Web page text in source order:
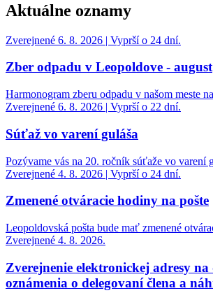
Aktuálne oznamy
Zverejnené 6. 8. 2026 | Vyprší o 24 dní.
Zber odpadu v Leopoldove - august
Harmonogram zberu odpadu v našom meste
Zverejnené 6. 8. 2026 | Vyprší o 22 dní.
Súťaž vo varení guláša
Pozývame vás na 20. ročník súťaže vo varení
Zverejnené 4. 8. 2026 | Vyprší o 24 dní.
Zmenené otváracie hodiny na pošte
Leopoldovská pošta bude mať zmenené
Zverejnené 4. 8. 2026.
Zverejnenie elektronickej adresy na
oznámenia o delegovaní člena a